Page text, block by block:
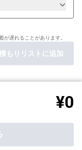
遅れることがあります。
もりリストに追加
¥0